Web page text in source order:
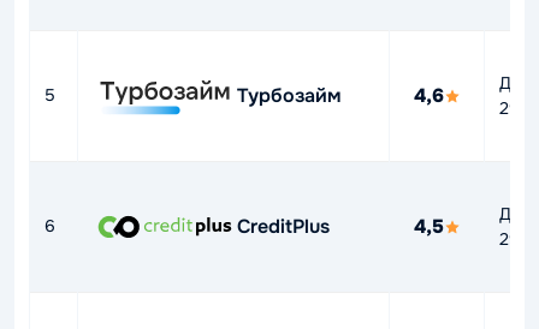
5 Турбозайм 4,6
До
6 CreditPlus 4,5
До